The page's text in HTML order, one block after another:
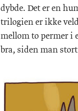
dybde. Det er en
trilogien er ikke
mellom to permer i
bra, siden man